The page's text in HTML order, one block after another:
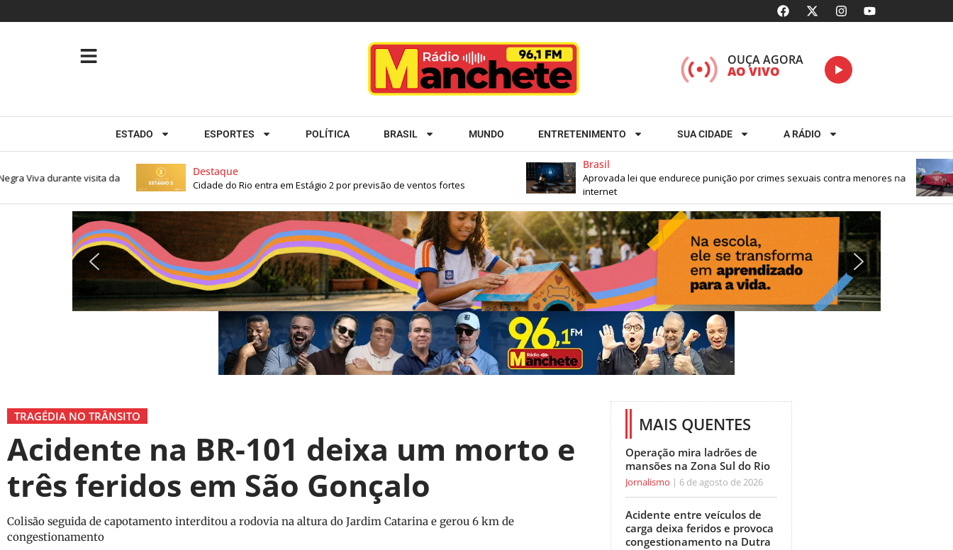
OUÇA AGORA
AO VIVO
ESTADO ESPORTES POLÍTICA BRASIL MUNDO ENTRETENIMENTO SUA CIDADE A RÁDIO
Destaque
Cidade do Rio entra em Estágio 2 por previsão de ventos fortes
Brasil
Aprovada lei que endurece punição por crimes sexuais contra menores na
internet
Viva durante visita da
TRAGÉDIA NO TRÂNSITO
Acidente na BR-101 deixa um morto e
três feridos em São Gonçalo
Colisão seguida de capotamento interditou a rodovia na altura do Jardim Catarina e gerou 6 km de
congestionamento
MAIS QUENTES
Operação mira ladrões de
mansões na Zona Sul do Rio
Jornalismo 6 de agosto de 2026
Acidente entre veículos de
carga deixa feridos e provoca
congestionamento na Dutra